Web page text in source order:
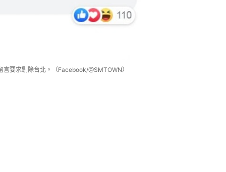
要求剔除台北。（Facebook/@SMTOWN）